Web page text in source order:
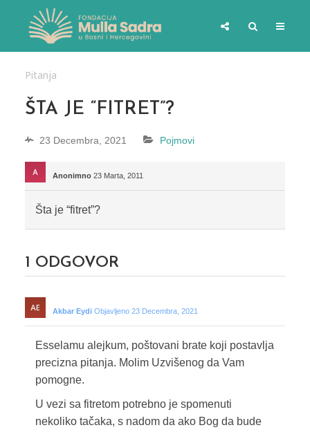
Pitanja
ŠTA JE “FITRET”?
23 Decembra, 2021 Pojmovi
Anonimno 23 Marta, 2011
Šta je “fitret”?
1 ODGOVOR
Akbar Eydi Objavljeno 23 Decembra, 2021
Esselamu alejkum, poštovani brate koji postavlja
precizna pitanja. Molim Uzvišenog da Vam
pomogne.
U vezi sa fitretom potrebno je spomenuti
nekoliko tačaka, s nadom da ako Bog da bude